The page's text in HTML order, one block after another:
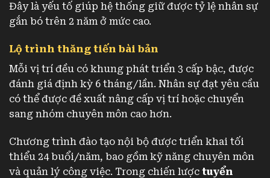
Đây là yếu tố giúp hệ thống giữ được tỷ lệ nhân sự
gắn bó trên 2 năm ở mức cao.
Lộ trình thăng tiến bài bản
Mỗi vị trí đều có khung phát triển 3 cấp bậc, được
đánh giá định kỳ 6 tháng/lần. Nhân sự đạt yêu cầu
có thể được đề xuất nâng cấp vị trí hoặc chuyển
sang nhóm chuyên môn cao hơn.
Chương trình đào tạo nội bộ được triển khai tối
thiểu 24 buổi/năm, bao gồm kỹ năng chuyên môn
và quản lý công việc. Trong chiến lược tuyển